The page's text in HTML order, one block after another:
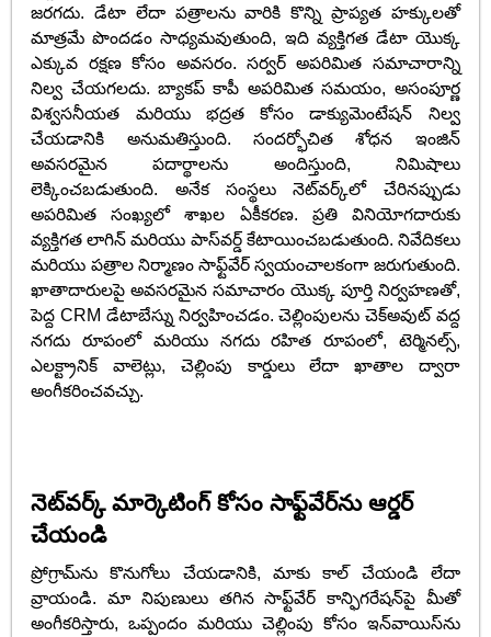
జరగదు. డేటా లేదా పత్రాలను వారికి కొన్ని ప్రాప్యత హక్కులతో
మాత్రమే పొందడం సాధ్యమవుతుంది, ఇది వ్యక్తిగత డేటా యొక్క
ఎక్కువ రక్షణ కోసం అవసరం. సర్వర్ అపరిమిత సమాచారాన్ని
నిల్వ చేయగలదు. బ్యాకప్ కాపీ అపరిమిత సమయం, అసంపూర్ణ
విశ్వసనీయత మరియు భద్రత కోసం డాక్యుమెంటేషన్ నిల్వ
చేయడానికి అనుమతిస్తుంది. సందర్భోచిత శోధన ఇంజిన్
అవసరమైన పదార్థాలను అందిస్తుంది, నిమిషాలు
లెక్కించబడుతుంది. అనేక సంస్థలు నెట్‌వర్క్‌లో చేరినప్పుడు
అపరిమిత సంఖ్యలో శాఖల ఏకీకరణ. ప్రతి వినియోగదారుకు
వ్యక్తిగత లాగిన్ మరియు పాస్‌వర్డ్ కేటాయించబడుతుంది. నివేదికలు
మరియు పత్రాల నిర్మాణం సాఫ్ట్‌వేర్ స్వయంచాలకంగా జరుగుతుంది.
ఖాతాదారులపై అవసరమైన సమాచారం యొక్క పూర్తి నిర్వహణతో,
పెద్ద CRM డేటాబేస్ను నిర్వహించడం. చెల్లింపులను చెక్అవుట్ వద్ద
నగదు రూపంలో మరియు నగదు రహిత రూపంలో, టెర్మినల్స్,
ఎలక్ట్రానిక్ వాలెట్లు, చెల్లింపు కార్డులు లేదా ఖాతాల ద్వారా
అంగీకరించవచ్చు.
నెట్‌వర్క్ మార్కెటింగ్ కోసం సాఫ్ట్‌వేర్‌ను ఆర్డర్
చేయండి
ప్రోగ్రామ్‌ను కొనుగోలు చేయడానికి, మాకు కాల్ చేయండి లేదా
వ్రాయండి. మా నిపుణులు తగిన సాఫ్ట్‌వేర్ కాన్ఫిగరేషన్‌పై మీతో
అంగీకరిస్తారు, ఒప్పందం మరియు చెల్లింపు కోసం ఇన్‌వాయిస్‌ను